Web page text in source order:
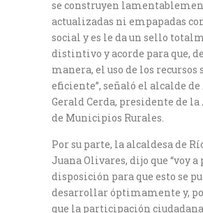
se construyen
actualizadas ni empapadas
social y es le da un sello
distintivo y acorde para que,
manera, el uso de los recursos
eficiente”, señaló el alcalde
Gerald Cerda, presidente de la
de Municipios Rurales.
Por su parte, la alcaldesa de
Juana Olivares, dijo que “voy a
disposición para que esto se
desarrollar óptimamente y,
que la participación